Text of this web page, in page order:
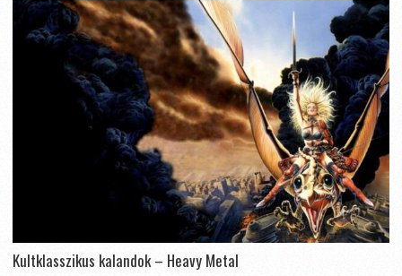
Kultklasszikus kalandok – Heavy Metal